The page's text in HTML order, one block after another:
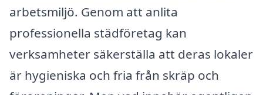
arbetsmiljö. Genom att anlita
professionella städföretag kan
verksamheter säkerställa att deras lokaler
är hygieniska och fria från skräp och